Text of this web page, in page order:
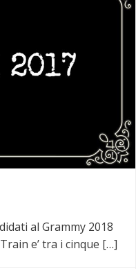
al Grammy 2018
e’ tra i cinque […]